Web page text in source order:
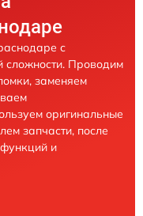
с
сложности. Проводим
заменяем
оригинальные
запчасти, после
и